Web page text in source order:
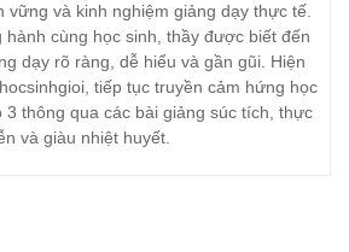
vững và kinh nghiệm giảng dạy thực tế.
hành cùng học sinh, thầy được biết đến
dạy rõ ràng, dễ hiểu và gần gũi. Hiện
tiếp tục truyền cảm hứng học
3 thông qua các bài giảng súc tích, thực
và giàu nhiệt huyết.